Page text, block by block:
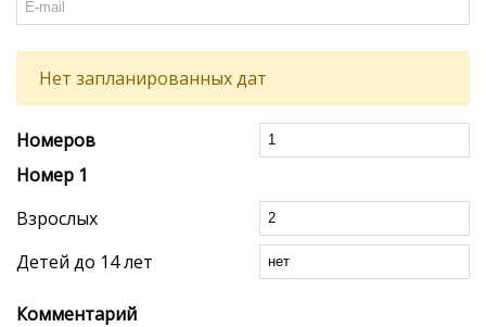
Нет запланированных дат
Номеров
Номер 1
Взрослых
Детей до 14 лет
Комментарий